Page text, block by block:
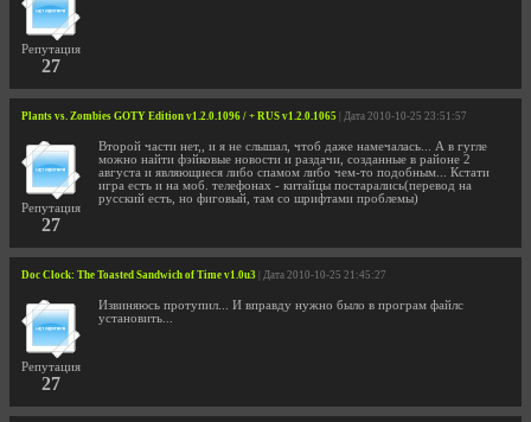
Репутация
27
Plants vs. Zombies GOTY Edition v1.2.0.1096 / + RUS v1.2.0.1065 | Дата 2010-10-25 23:51:57
Репутация
27
Второй части нет,, и я не слышал, чтоб даже намечалась... А в гугле
можно найти фэйковые новости и раздачи, созданные в районе 2
августа и являющиеся либо спамом либо чем-то подобным... Кстати
игра есть и на моб. телефонах - китайцы постарались(перевод на
русский есть, но фиговый, там со шрифтами проблемы)
Doc Clock: The Toasted Sandwich of Time v1.0u3 | Дата 2010-10-25 21:45:27
Репутация
27
Извиняюсь протупил... И вправду нужно было в програм файлс
установить...